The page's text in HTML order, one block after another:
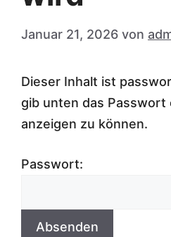
Januar 21, 2026 von
Dieser Inhalt ist
gib unten das Passwort
anzeigen zu können.
Passwort: